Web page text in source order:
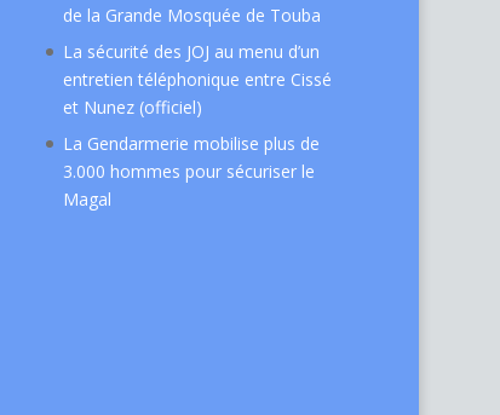
de la Grande Mosquée de Touba
La sécurité des JOJ au menu d’un
entretien téléphonique entre Cissé
et Nunez (officiel)
La Gendarmerie mobilise plus de
3.000 hommes pour sécuriser le
Magal